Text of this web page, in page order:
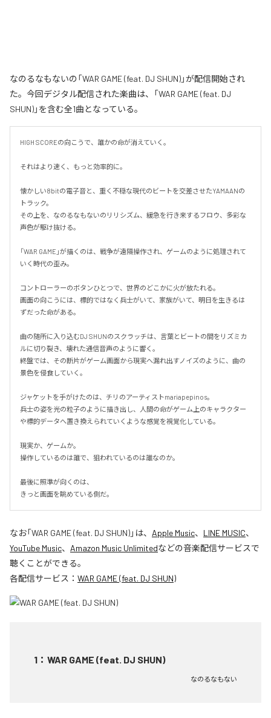
なのるなもないの「WAR GAME (feat. DJ SHUN)」が配信開始され
た。今回デジタル配信された楽曲は、「WAR GAME (feat. DJ
SHUN)」を含む全1曲となっている。
HIGH SCOREの向こうで、誰かの命が消えていく。
それはより速く、もっと効率的に。
懐かしい8bitの電子音と、重く不穏な現代のビートを交差させたYAMAANの
トラック。
その上を、なのるなもないのリリシズム、緩急を行き来するフロウ、多彩な
声色が駆け抜ける。
「WAR GAME」が描くのは、戦争が遠隔操作され、ゲームのように処理されて
いく時代の歪み。
コントローラーのボタンひとつで、世界のどこかに火が放たれる。
画面の向こうには、標的ではなく兵士がいて、家族がいて、明日を生きるは
ずだった命がある。
曲の随所に入り込むDJ SHUNのスクラッチは、言葉とビートの間をリズミカ
ルに切り裂き、壊れた通信音声のように響く。
終盤では、その断片がゲーム画面から現実へ漏れ出すノイズのように、曲の
景色を侵食していく。
ジャケットを手がけたのは、チリのアーティストmariapepinos。
兵士の姿を光の粒子のように描き出し、人間の命がゲーム上のキャラクター
や標的データへ置き換えられていくような感覚を視覚化している。
現実か、ゲームか。
操作しているのは誰で、狙われているのは誰なのか。
最後に照準が向くのは、
きっと画面を眺めている側だ。
なお「WAR GAME (feat. DJ SHUN)」は、 Apple Music、 LINE MUSIC、
YouTube Music、 Amazon Music Unlimitedなどの音楽配信サービスで
聴くことができる。
各配信サービス： WAR GAME (feat. DJ SHUN)
1 ： WAR GAME (feat. DJ SHUN)
なのるなもない